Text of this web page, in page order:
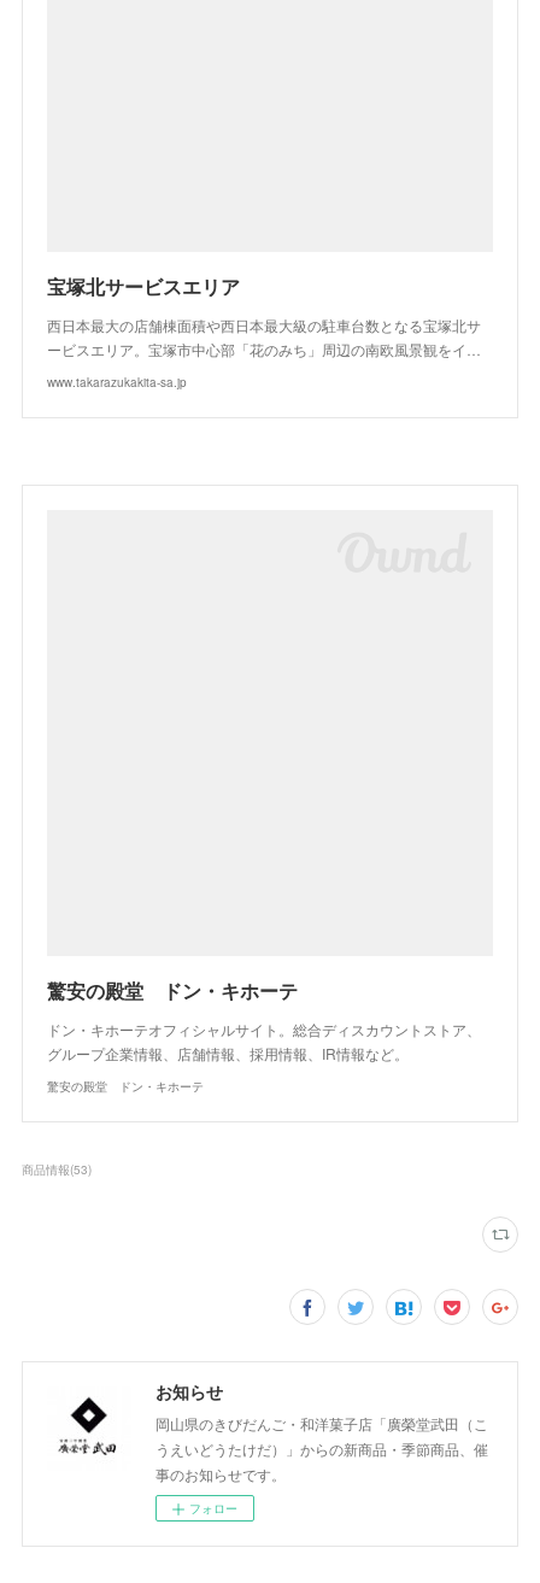
宝塚北サービスエリア
西日本最大の店舗棟面積や西日本最大級の駐車台数となる宝塚北サ
ービスエリア。宝塚市中心部「花のみち」周辺の南欧風景観をイ…
www.takarazukakita-sa.jp
驚安の殿堂 ドン・キホーテ
ドン・キホーテオフィシャルサイト。総合ディスカウントストア、
グループ企業情報、店舗情報、採用情報、IR情報など。
驚安の殿堂 ドン・キホーテ
商品情報(53)
お知らせ
岡山県のきびだんご・和洋菓子店「廣榮堂武田（こ
うえいどうたけだ）」からの新商品・季節商品、催
事のお知らせです。
フォロー